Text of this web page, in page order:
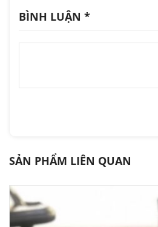
BÌNH LUẬN *
SẢN PHẨM LIÊN QUAN